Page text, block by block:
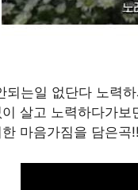
되는일 없단다 노력
이 살고 노력하다가보
한 마음가짐을 담은곡